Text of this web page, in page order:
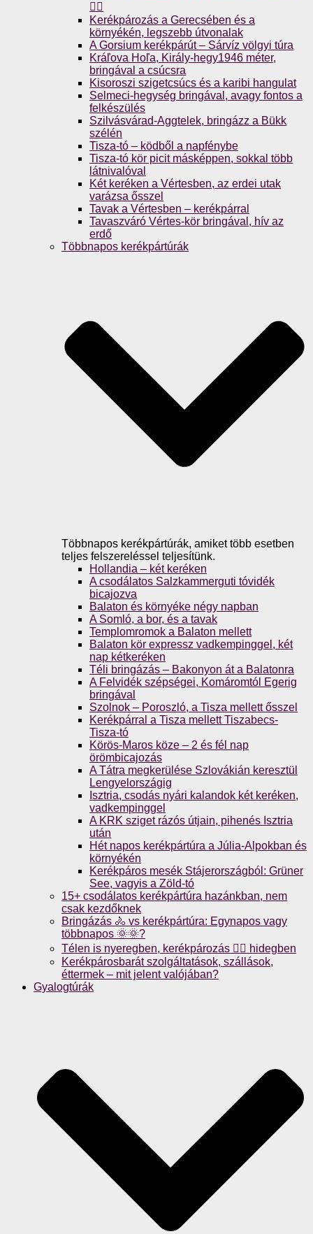
🚴‍♀️
Kerékpározás a Gerecsében és a
környékén, legszebb útvonalak
A Gorsium kerékpárút – Sárvíz völgyi túra
Kráľova Hoľa, Király-hegy1946 méter,
bringával a csúcsra
Kisoroszi szigetcsúcs és a karibi hangulat
Selmeci-hegység bringával, avagy fontos a
felkészülés
Szilvásvárad-Aggtelek, bringázz a Bükk
szélén
Tisza-tó – ködből a napfénybe
Tisza-tó kör picit másképpen, sokkal több
látnivalóval
Két keréken a Vértesben, az erdei utak
varázsa ősszel
Tavak a Vértesben – kerékpárral
Tavaszváró Vértes-kör bringával, hív az
erdő
Többnapos kerékpártúrák
Többnapos kerékpártúrák, amiket több esetben
teljes felszereléssel teljesítünk.
Hollandia – két keréken
A csodálatos Salzkammerguti tóvidék
bicajozva
Balaton és környéke négy napban
A Somló, a bor, és a tavak
Templomromok a Balaton mellett
Balaton kör expressz vadkempinggel, két
nap kétkeréken
Téli bringázás – Bakonyon át a Balatonra
A Felvidék szépségei, Komáromtól Egerig
bringával
Szolnok – Poroszló, a Tisza mellett ősszel
Kerékpárral a Tisza mellett Tiszabecs-
Tisza-tó
Körös-Maros köze – 2 és fél nap
örömbicajozás
A Tátra megkerülése Szlovákián keresztül
Lengyelországig
Isztria, csodás nyári kalandok két keréken,
vadkempinggel
A KRK sziget rázós útjain, pihenés Isztria
után
Hét napos kerékpártúra a Júlia-Alpokban és
környékén
Kerékpáros mesék Stájerországból: Grüner
See, vagyis a Zöld-tó
15+ csodálatos kerékpártúra hazánkban, nem
csak kezdőknek
Bringázás 🚴 vs kerékpártúra: Egynapos vagy
többnapos 🌞🌞?
Télen is nyeregben, kerékpározás 🚴‍♀️ hidegben
Kerékpárosbarát szolgáltatások, szállások,
éttermek – mit jelent valójában?
Gyalogtúrák